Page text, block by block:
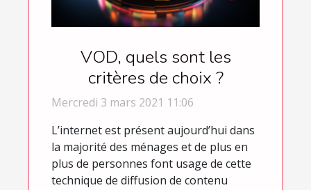
VOD, quels sont les
critères de choix ?
Mercredi 3 mars 2021 11:06
L’internet est présent aujourd’hui dans
la majorité des ménages et de plus en
plus de personnes font usage de cette
technique de diffusion de contenu